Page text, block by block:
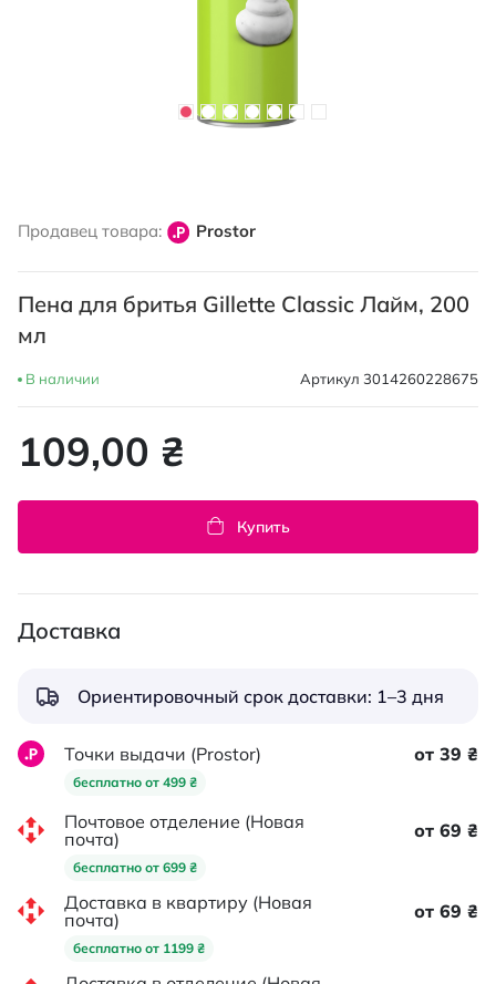
началу
изображений
Продавец товара: Prostor
Пена для бритья Gillette Classic Лайм, 200
мл
В наличии Артикул 3014260228675
109,00 ₴
Купить
Доставка
Ориентировочный срок доставки: 1–3 дня
Точки выдачи (Prostor)
бесплатно от 499 ₴
от 39 ₴
Почтовое отделение (Новая
почта)
бесплатно от 699 ₴
от 69 ₴
Доставка в квартиру (Новая
почта)
бесплатно от 1199 ₴
от 69 ₴